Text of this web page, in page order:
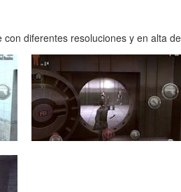
diferentes resoluciones y en alta